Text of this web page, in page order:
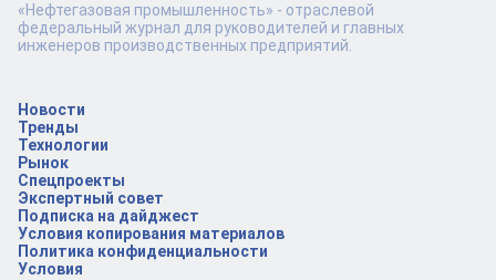
Новости
Тренды
Технологии
Рынок
Спецпроекты
Экспертный совет
Подписка на дайджест
Условия копирования материалов
Политика конфиденциальности
Условия
«Нефтегазовая промышленность» - отраслевой
федеральный журнал для руководителей и главных
инженеров производственных предприятий.